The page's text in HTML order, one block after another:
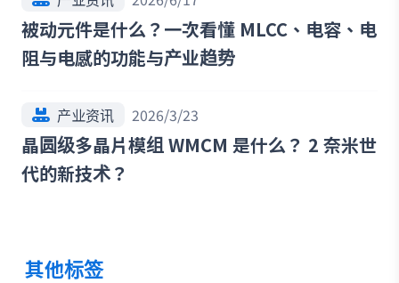
被动元件是什么？一次看懂 MLCC、电容、电
阻与电感的功能与产业趋势
产业资讯 2026/3/23
晶圆级多晶片模组 WMCM 是什么？ 2 奈米世
代的新技术？
其他标签